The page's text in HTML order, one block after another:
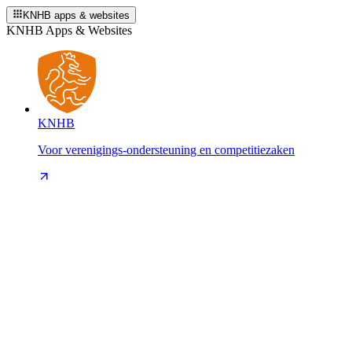
KNHB apps & websites
KNHB Apps & Websites
KNHB
Voor verenigings-ondersteuning en competitiezaken